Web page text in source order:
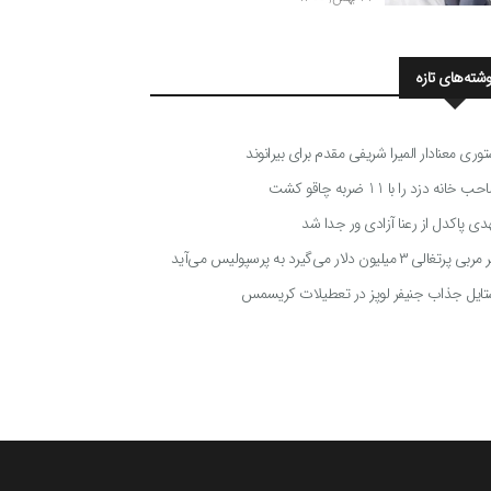
تازه
معنادار المیرا شریفی مقدم برای بیرانوند
خانه دزد را با 11 ضربه چاقو کشت
پاکدل از رعنا آزادی ور جدا شد
۳ میلیون دلار می‌گیرد به پرسپولیس می‌آید
جذاب جنیفر لوپز در تعطیلات کریسمس